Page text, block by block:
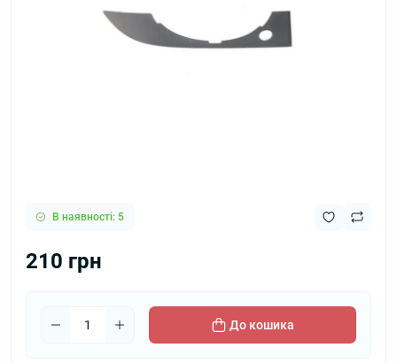
В наявності: 5
210 грн
До кошика